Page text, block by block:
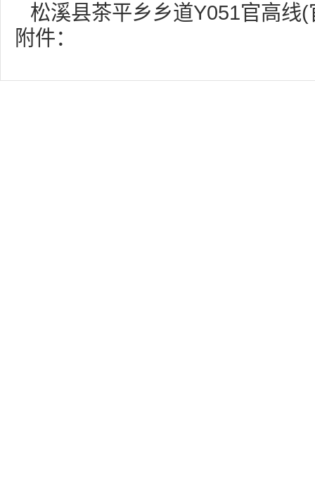
松溪县茶平乡乡道Y051官高线
附件：